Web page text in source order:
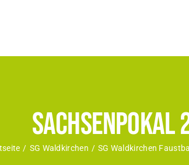
Sachsenpokal
SG Waldkirchen SG Waldkirchen